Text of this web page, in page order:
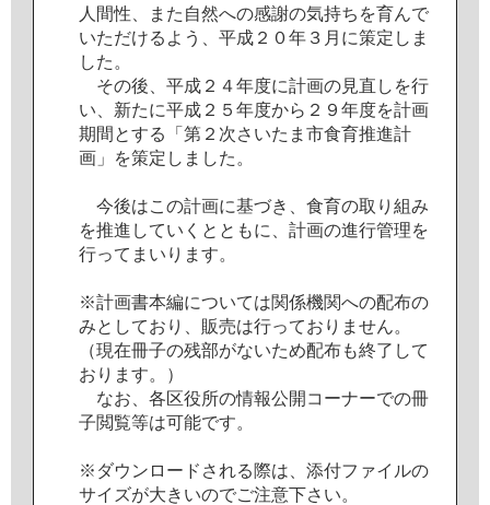
人 間性 ま た 自然への感謝の気持ち を育んで
いただける よ う 平成 ２ ０年 ３ 月 に策定 し ま
した 。
その後 平成 ２ ４年度に計画の見直 し を行
い
新たに平成 ２ ５ 年度から ２ ９ 年度を計画
期 間 とする 「 第 ２ 次さ いた ま 市食育推進計
画 」 を策定 し ま した 。
今後はこ の計画に基づき 食育の取 り 組み
を推進 してい く と と もに 計画の進行管理を
行って ま い り ま す。
※計画書本編については関係機関への配布の
みと してお り 販売は行ってお り ま せん。
（現在冊子の残部がないため配布も終了 して
お り ま す。
）
なお 各区役所の情報公開 コ ーナーでの冊
子閲覧等は可能です。
※ ダウ ン ロ ー ド さ れる際は 添付フ ァイ ルの
サイ ズが大き いのでご注意下さ い。